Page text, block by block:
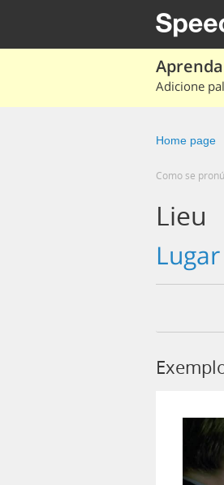
Adicione
Home page
Como se
Lieu
lugar